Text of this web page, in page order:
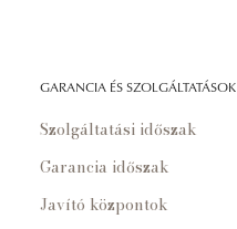
GARANCIA ÉS SZOLGÁLTATÁSOK
Szolgáltatási időszak
Garancia időszak
Javító központok